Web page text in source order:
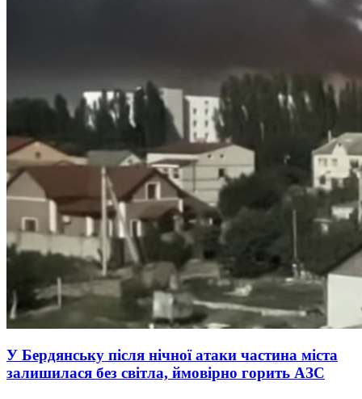
У Бердянську після нічної атаки частина міста
залишилася без світла, ймовірно горить АЗС